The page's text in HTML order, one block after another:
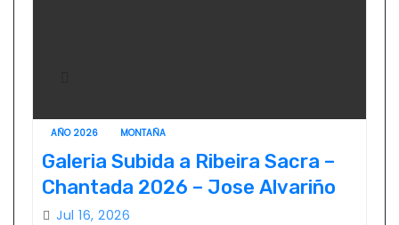
AÑO 2026 MONTAÑA
Galeria Subida a Ribeira Sacra –
Chantada 2026 – Jose Alvariño
Jul 16, 2026